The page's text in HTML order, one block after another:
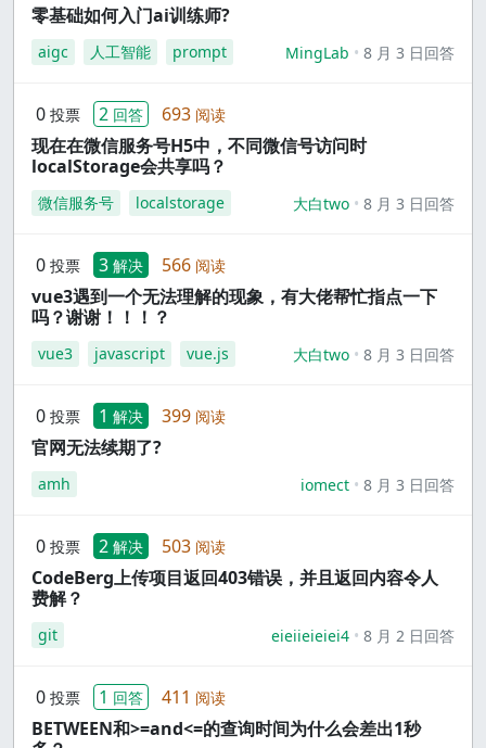
零基础如何入门ai训练师?
aigc 人工智能 prompt MingLab 8 月 3 日回答
0 投票 2 回答 693 阅读
现在在微信服务号H5中，不同微信号访问时
localStorage会共享吗？
微信服务号 localstorage 大白two 8 月 3 日回答
0 投票 3 解决 566 阅读
vue3遇到一个无法理解的现象，有大佬帮忙指点一下
吗？谢谢！！！？
vue3 javascript vue.js 大白two 8 月 3 日回答
0 投票 1 解决 399 阅读
官网无法续期了?
amh iomect 8 月 3 日回答
0 投票 2 解决 503 阅读
CodeBerg上传项目返回403错误，并且返回内容令人
费解？
git eieiieieiei4 8 月 2 日回答
0 投票 1 回答 411 阅读
BETWEEN和>=and<=的查询时间为什么会差出1秒